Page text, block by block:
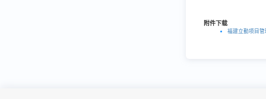
附件下载
福建立勤项目